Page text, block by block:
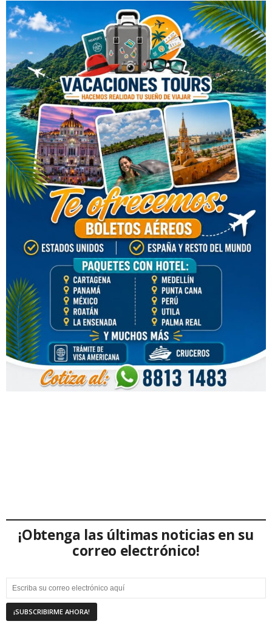
¡Obtenga las últimas noticias en su
correo electrónico!